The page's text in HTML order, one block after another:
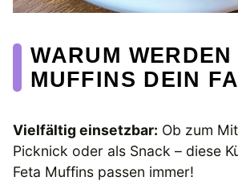
WARUM WERDEN
MUFFINS DEIN
Vielfältig einsetzbar: Ob zum
Picknick oder als Snack – diese
Feta Muffins passen immer!